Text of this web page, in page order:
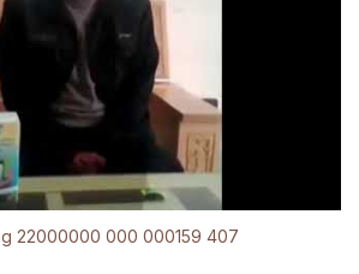
22000000 000 000159 407